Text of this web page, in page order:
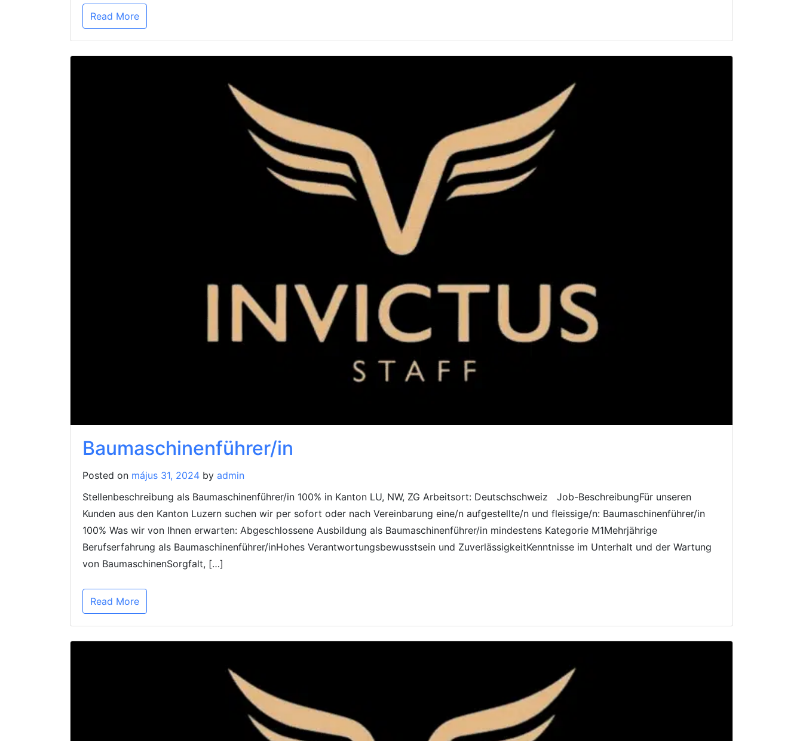
Read More
Baumaschinenführer/in
Posted on május 31, 2024 by admin
Stellenbeschreibung als Baumaschinenführer/in 100% in Kanton LU, NW, ZG Arbeitsort: Deutschschweiz Job-BeschreibungFür unseren
Kunden aus den Kanton Luzern suchen wir per sofort oder nach Vereinbarung eine/n aufgestellte/n und fleissige/n: Baumaschinenführer/in
100% Was wir von Ihnen erwarten: Abgeschlossene Ausbildung als Baumaschinenführer/in mindestens Kategorie M1Mehrjährige
Berufserfahrung als Baumaschinenführer/inHohes Verantwortungsbewusstsein und ZuverlässigkeitKenntnisse im Unterhalt und der Wartung
von BaumaschinenSorgfalt, […]
Read More